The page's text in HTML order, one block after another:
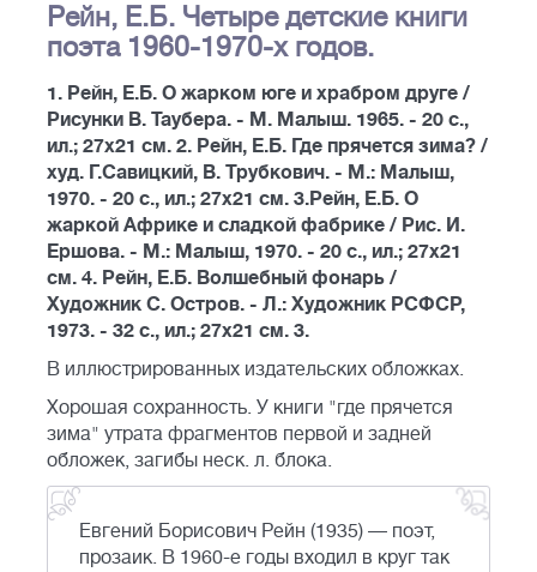
Рейн, Е.Б. Четыре детские книги
поэта 1960-1970-х годов.
1. Рейн, Е.Б. О жарком юге и храбром друге /
Рисунки В. Таубера. - М. Малыш. 1965. - 20 с.,
ил.; 27х21 см. 2. Рейн, Е.Б. Где прячется зима? /
худ. Г.Савицкий, В. Трубкович. - М.: Малыш,
1970. - 20 с., ил.; 27х21 см. 3.Рейн, Е.Б. О
жаркой Африке и сладкой фабрике / Рис. И.
Ершова. - М.: Малыш, 1970. - 20 с., ил.; 27х21
см. 4. Рейн, Е.Б. Волшебный фонарь /
Художник С. Остров. - Л.: Художник РСФСР,
1973. - 32 с., ил.; 27х21 см. 3.
В иллюстрированных издательских обложках.
Хорошая сохранность. У книги "где прячется
зима" утрата фрагментов первой и задней
обложек, загибы неск. л. блока.
Евгений Борисович Рейн (1935) — поэт,
прозаик. В 1960-е годы входил в круг так